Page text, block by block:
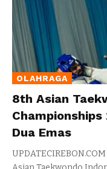
OLAHRAGA
8th Asian
Championships
Dua Emas